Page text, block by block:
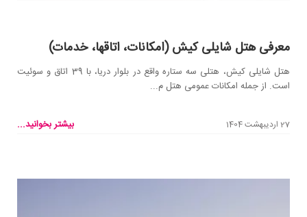
معرفی هتل شایلی کیش (امکانات، اتاقها، خدمات)
هتل شایلی کیش، هتلی سه ستاره واقع در بلوار دریا، با 39 اتاق و سوئیت
است. از جمله امکانات عمومی هتل م...
27 اردیبهشت 1404 بیشتر بخوانید...